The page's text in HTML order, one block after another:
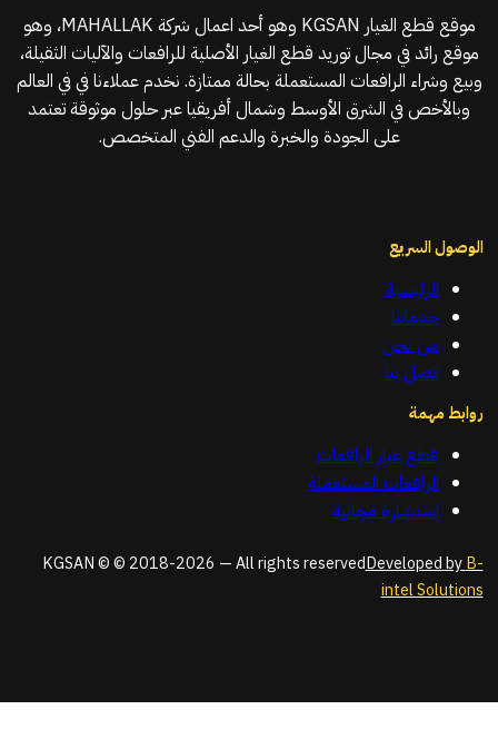
موقع قطع الغيار KGSAN وهو أحد اعمال شركة MAHALLAK، وهو
موقع رائد في مجال توريد قطع الغيار الأصلية للرافعات والآليات الثقيلة،
وبيع وشراء الرافعات المستعملة بحالة ممتازة. نخدم عملاءنا في في العالم
وبالأخص في الشرق الأوسط وشمال أفريقيا عبر حلول موثوقة تعتمد
على الجودة والخبرة والدعم الفني المتخصص.
الوصول السريع
الرئيسية
خدماتنا
من نحن
اتصل بنا
روابط مهمة
قطع غيار الرافعات
الرافعات المستعملة
استشارة مجانية
KGSAN © © 2018-2026 — All rights reservedDeveloped byB-
intel Solutions